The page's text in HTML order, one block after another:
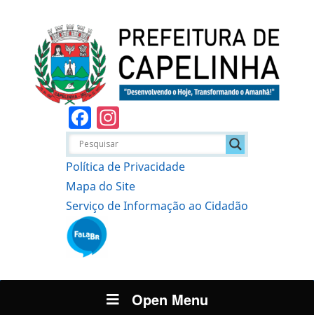
Facebook
Política de Privacidade
Mapa do Site
Serviço de Informação ao Cidadão
Open Menu